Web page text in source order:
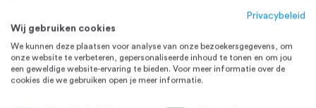
Privacybeleid
Wij gebruiken cookies
We kunnen deze plaatsen voor analyse van onze bezoekersgegevens, om
onze website te verbeteren, gepersonaliseerde inhoud te tonen en om jou
een geweldige website-ervaring te bieden. Voor meer informatie over de
cookies die we gebruiken open je meer informatie.